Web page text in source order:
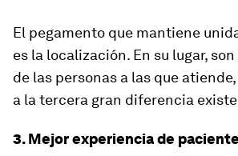
El pegamento que mantiene
es la localización. En su lugar,
de las personas a las que
a la tercera gran diferencia
3. Mejor experiencia de